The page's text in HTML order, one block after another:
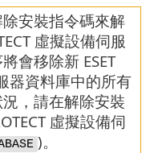
安裝指令碼來解
虛擬設備伺服
會移除新 ESET
器資料庫中的所有
，請在解除安裝
虛擬設備伺
)。